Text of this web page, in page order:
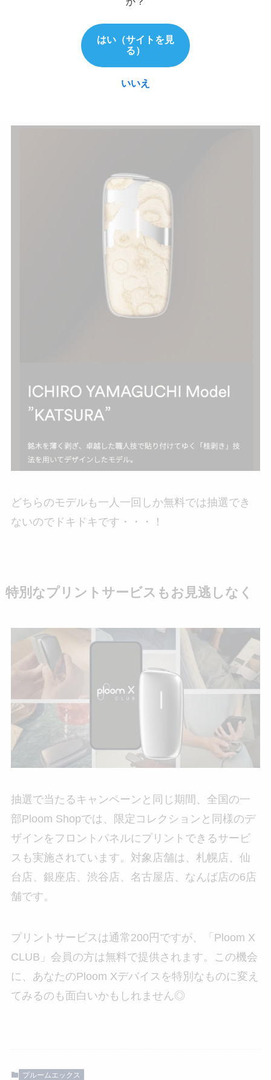
もちろん私も抽選に参加してみまし
どちらのモデルも一人一回しか無料では抽選でき
ないのでドキドキです・・・！
特別なプリントサービスもお見逃しなく
抽選で当たるキャンペーンと同じ期間、全国の一
部Ploom Shopでは、限定コレクションと同様のデ
ザインをフロントパネルにプリントできるサービ
スも実施されています。対象店舗は、札幌店、仙
台店、銀座店、渋谷店、名古屋店、なんば店の6店
舗です。
プリントサービスは通常200円ですが、「Ploom X
CLUB」会員の方は無料で提供されます。この機会
に、あなたのPloom Xデバイスを特別なものに変え
てみるのも面白いかもしれません◎
プルームエックス
はい（サイトを見
る）
いいえ